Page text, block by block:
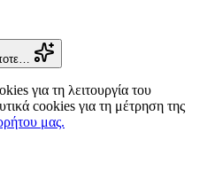
για τη λειτουργία του
cookies για τη μέτρηση της
μας.